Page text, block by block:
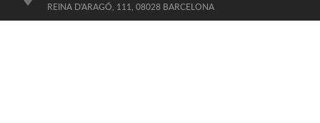
REINA D'ARAGÓ, 111, 08028 BARCELONA